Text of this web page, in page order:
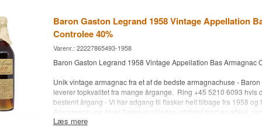
medlem her.
Alc. styrke: 40 %
70 cl.
for 1 uge.
Baron Gaston Legrand 1958 Vintage Appellation
Controlee 40%
Varenr.: 22227865493-1958
Baron Gaston Legrand 1958 Vintage Appellation Bas Armagnac
Unik vintage armagnac fra et af de bedste armagnachuse -
leverer topkvalitet fra mange årgange. Ring +45 5210 6093 hvis
bestemt årgang - Vi har adgang til flasker helt tilbage fra 1958 og
Armagnachuse. Hver flaske er således udstyret med en etiket,
årgang og oplysning om aftapningsdato. Ekstra prop + flot
Læs mere